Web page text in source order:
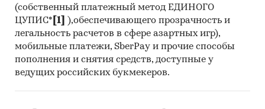
физическая розница
РЕЙТИНГИ
Рейтинги предприятий отрасли по выручке
от продаж:
(собственный платежный метод ЕДИНОГО
ЦУПИС* [1]
),обеспечивающего прозрачность и
легальность расчетов в сфере азартных игр),
мобильные платежи, SberPay и прочие способы
пополнения и снятия средств, доступные у
ведущих российских букмекеров.